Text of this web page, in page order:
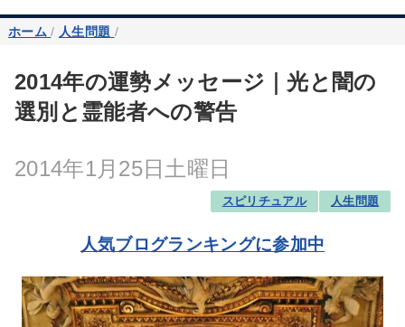
ホーム / 人生問題 /
2014年の運勢メッセージ｜光と闇の
選別と霊能者への警告
2014年1月25日土曜日
スピリチュアル 人生問題
人気ブログランキングに参加中